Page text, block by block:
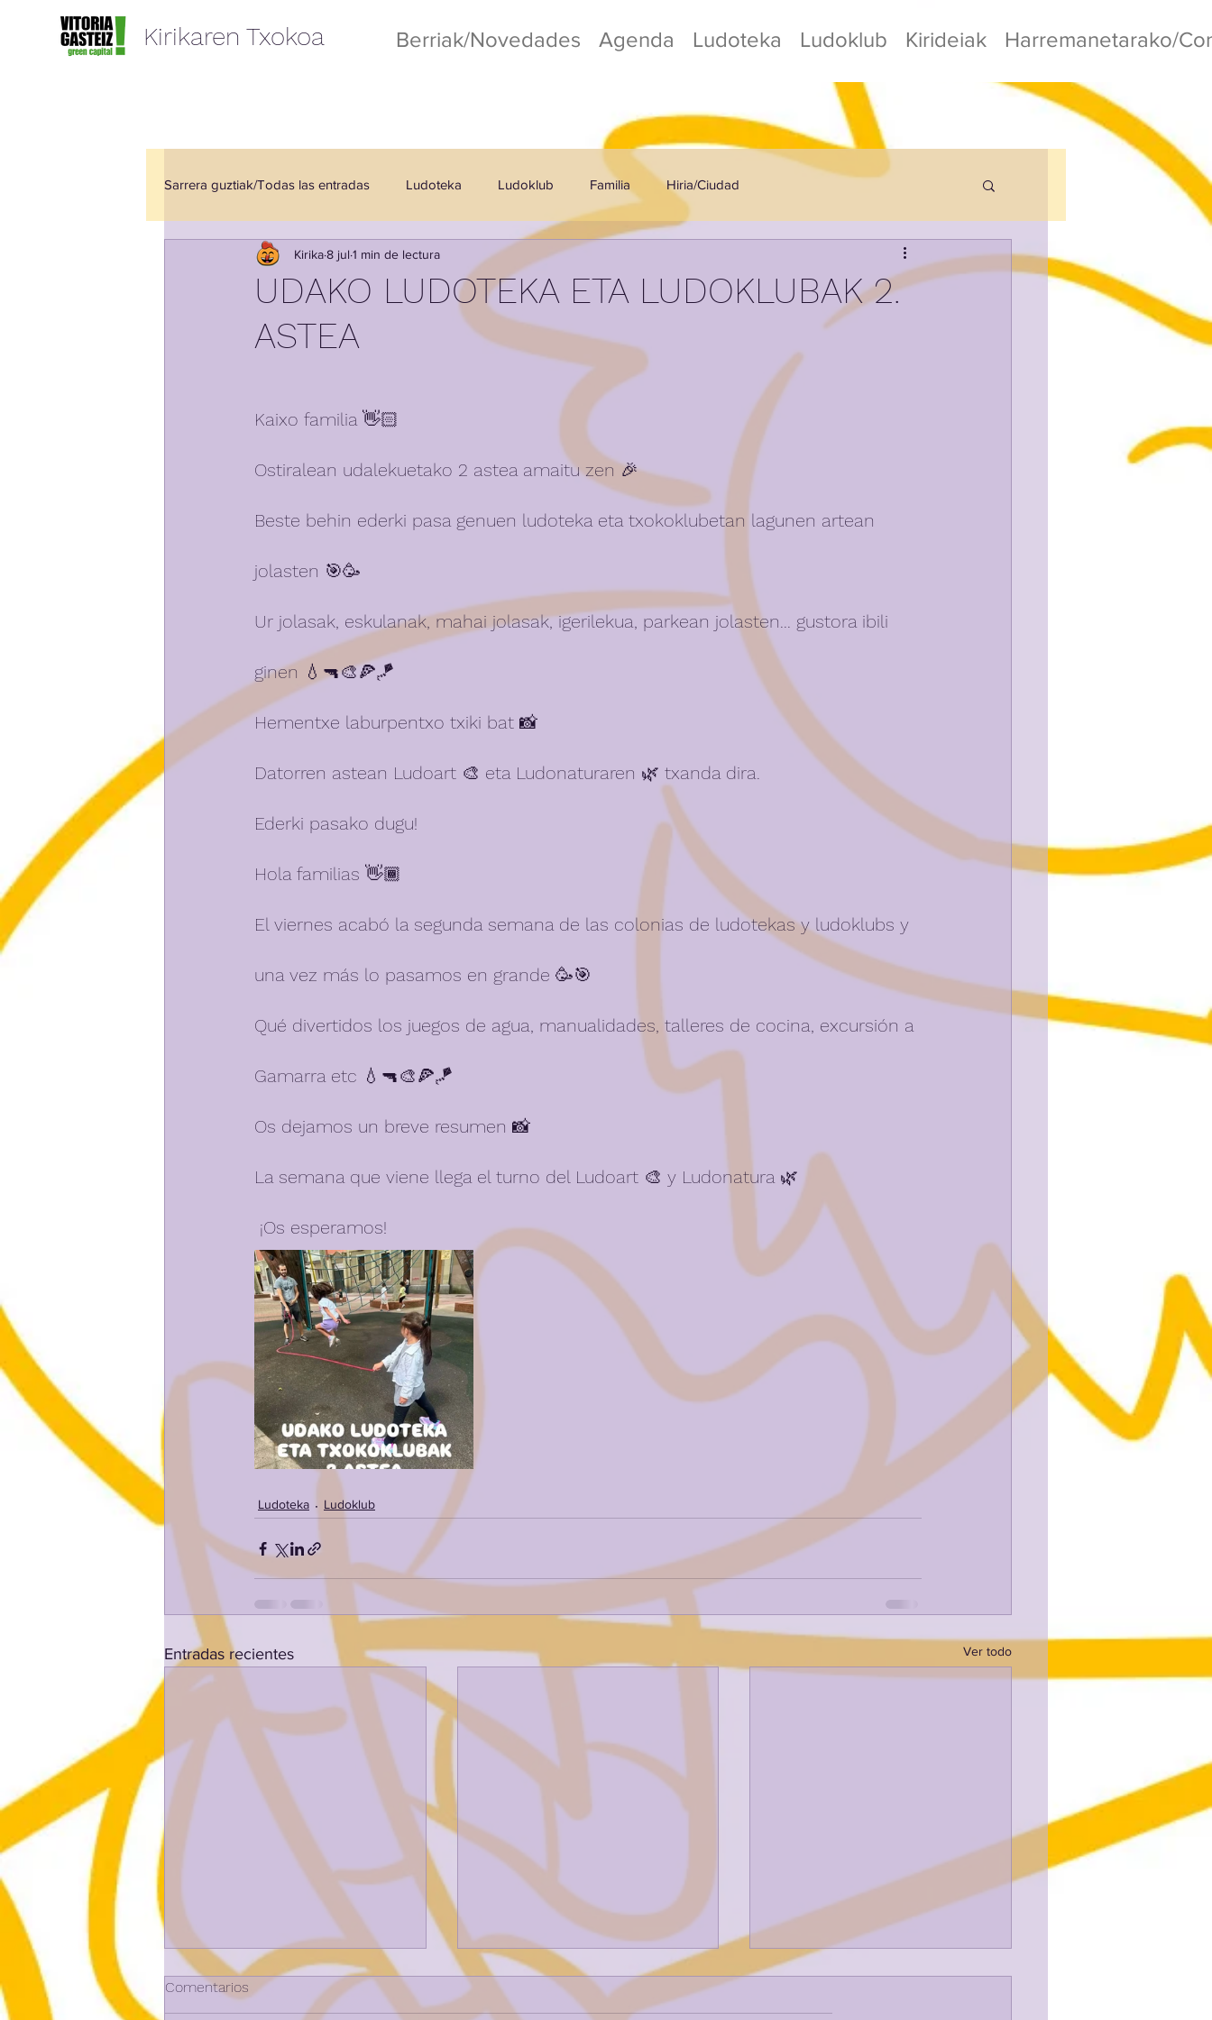
Kirikaren Txokoa Berriak/Novedades Agenda Ludoteka Ludoklub Kirideiak Harremanetarako/
Sarrera guztiak/Todas las entradas Ludoteka Ludoklub Familia Hiria/Ciudad
Elkartze Aretoa/ Sala de Encuentro Kafetegia/Cafetería
UDAKO LUDOTEKA ETA LUDOKLUBAK 2.
ASTEA
Kirika8 jul 1 min de lectura
Kaixo familia 👋🏻
Ostiralean udalekuetako 2 astea amaitu zen 🎉
Beste behin ederki pasa genuen ludoteka eta txokoklubetan lagunen artean
jolasten 🎯🥳
Ur jolasak, eskulanak, mahai jolasak, igerilekua, parkean jolasten... gustora ibili
ginen 💧🔫🎨🍕🪁
Hementxe laburpentxo txiki bat 📸
Datorren astean Ludoart 🎨 eta Ludonaturaren 🌿 txanda dira.
Ederki pasako dugu!
Hola familias 👋🏾
El viernes acabó la segunda semana de las colonias de ludotekas y ludoklubs y
una vez más lo pasamos en grande 🥳🎯
Qué divertidos los juegos de agua, manualidades, talleres de cocina, excursión a
Gamarra etc 💧🔫🎨🍕🪁
Os dejamos un breve resumen 📸
La semana que viene llega el turno del Ludoart 🎨 y Ludonatura 🌿
¡Os esperamos!
Ludoteka Ludoklub
Entradas recientes Ver todo
LUDONATURA AZKEN
TXANDA
UDAKO LUDOART ETA
LUDONATURA 3. ASTEA
Comentarios